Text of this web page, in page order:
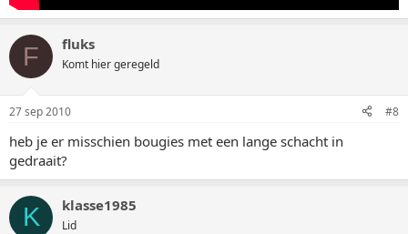
F fluks
Komt hier geregeld
27 sep 2010 #8
heb je er misschien bougies met een lange schacht in
gedraait?
K klasse1985
Lid